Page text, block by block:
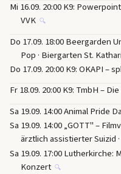
Mi 16.09. 20:00 K9:
VVK 🔍
Do 17.09. 18:00 Beergarden
Pop · Biergarten St.
Do 17.09. 20:00 K9: OKAPI –
Fr 18.09. 20:00 K9: TmbH –
Sa 19.09. 14:00 Animal Pride
Sa 19.09. 14:00 „GOTT" –
ärztlich assistierter Suizid
Sa 19.09. 17:00 Lutherkirche:
Konzert 🔍